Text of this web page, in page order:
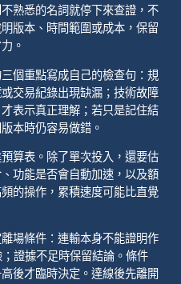
熟悉的名詞就停下來查證，不
版本、時間範圍或成本，保留
。
個重點寫成自己的檢查句：規
交易紀錄出現缺漏；技術故障
表示真正理解；若只是記住結
本時仍容易做錯。
算表。除了單次投入，還要估
功能是否會自動加速，以及額
的操作，累積速度可能比直覺
場條件：連輸本身不能證明作
證據不足時保留結論。條件
後才臨時決定。達線後先離開